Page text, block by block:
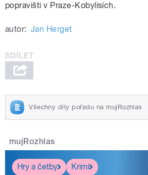
popravišti v Praze-Kobylisích.
autor: Jan Herget
Všechny díly pořadu na mujRozhlas
mujRozhlas
Hry a četby
Krimi